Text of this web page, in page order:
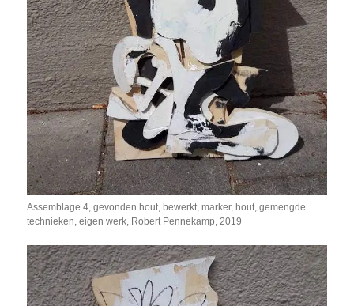
Assemblage 4, gevonden hout, bewerkt, marker, hout, gemengde
technieken, eigen werk, Robert Pennekamp, 2019